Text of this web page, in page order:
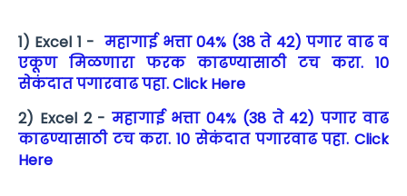
1) Excel 1 -महागाई भत्ता 04% (38 ते 42) पगार वाढ व
एकूण मिळणारा फरक काढण्यासाठी टच करा. 10
सेकंदात पगारवाढ पहा. Click Here
2) Excel 2 -महागाई भत्ता 04% (38 ते 42) पगार वाढ
काढण्यासाठी टच करा. 10 सेकंदात पगारवाढ पहा. Click
Here